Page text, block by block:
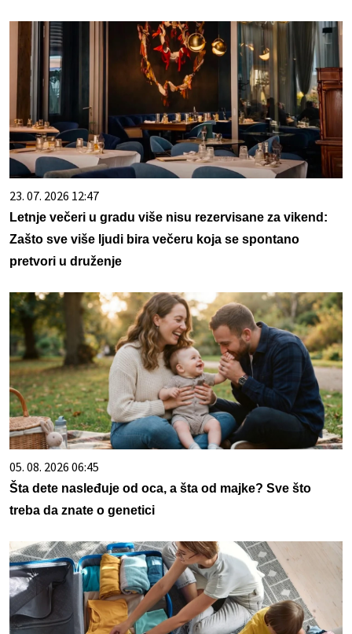
23. 07. 2026 12:47
Letnje večeri u gradu više nisu rezervisane za vikend:
Zašto sve više ljudi bira večeru koja se spontano
pretvori u druženje
05. 08. 2026 06:45
Šta dete nasleđuje od oca, a šta od majke? Sve što
treba da znate o genetici